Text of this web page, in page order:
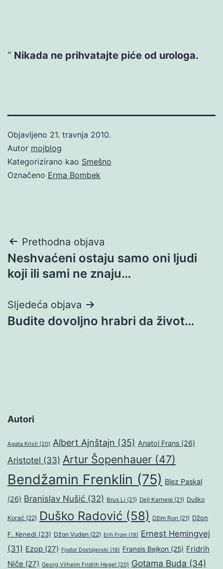
Nikada ne prihvatajte piće od urologa.
Objavljeno 21. travnja 2010.
Autor mojblog
Kategorizirano kao Smešno
Označeno Erma Bombek
Navigacija
objava
Prethodna objava
Neshvaćeni ostaju samo oni ljudi
koji ili sami ne znaju…
Sljedeća objava
Budite dovoljno hrabri da život…
Autori
Agata Kristi (20) Albert Ajnštajn (35) Anatol Frans (26)
Aristotel (33) Artur Šopenhauer (47)
Bendžamin Frenklin (75) Blez Paskal
(26) Branislav Nušić (32) Brus Li (21) Dejl Karnegi (21) Duško
Korać (22) Duško Radović (58) Džim Ron (21) Džon
F. Kenedi (23) Džon Vuden (22) Erih From (19) Ernest Hemingvej
(31) Ezop (27) Fjodor Dostojevski (19) Fransis Bejkon (25) Fridrih
Niče (27) Georg Vilhelm Fridrih Hegel (20) Gotama Buda (34)